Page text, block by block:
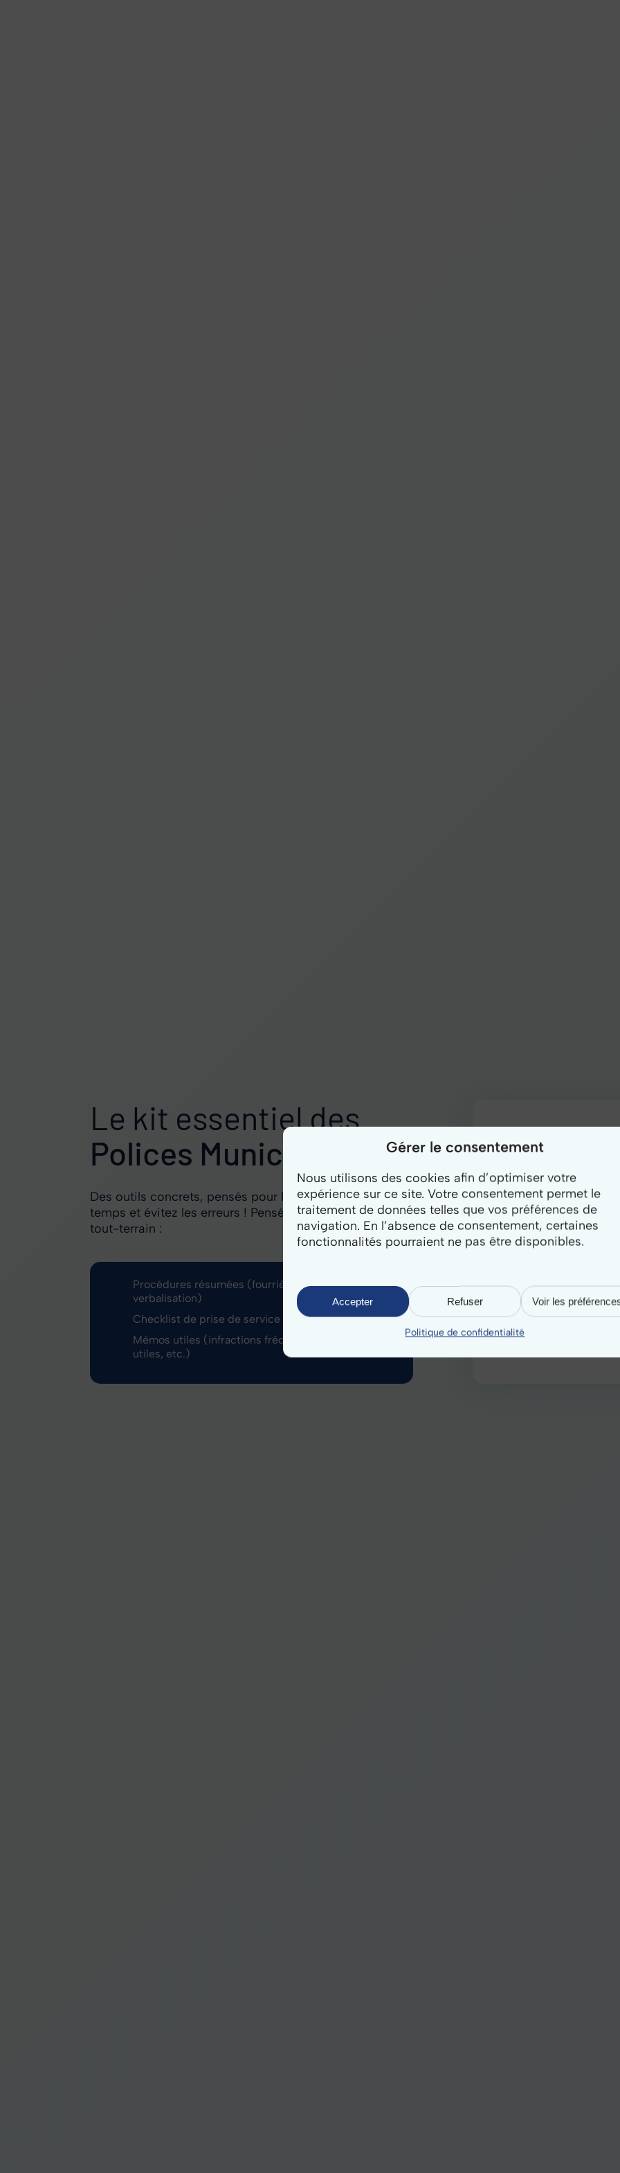
Gérer le consentement
Nous utilisons des cookies afin d’optimiser votre
expérience sur ce site. Votre consentement permet le
traitement de données telles que vos préférences de
navigation. En l’absence de consentement, certaines
fonctionnalités pourraient ne pas être disponibles.
Accepter Refuser Voir les
Politique de confidentialité
Le kit essentiel des
Polices Municipales
Des outils concrets, pensés pour les terrain. Gagnez du
temps et évitez les erreurs ! Pensés pour les agents
tout-terrain :
Procédures résumées (fourrière, rapports,
verbalisation)
Checklist de prise de service
Mémos utiles (infractions fréquentes numéros
utiles, etc.)
Offert : le kit